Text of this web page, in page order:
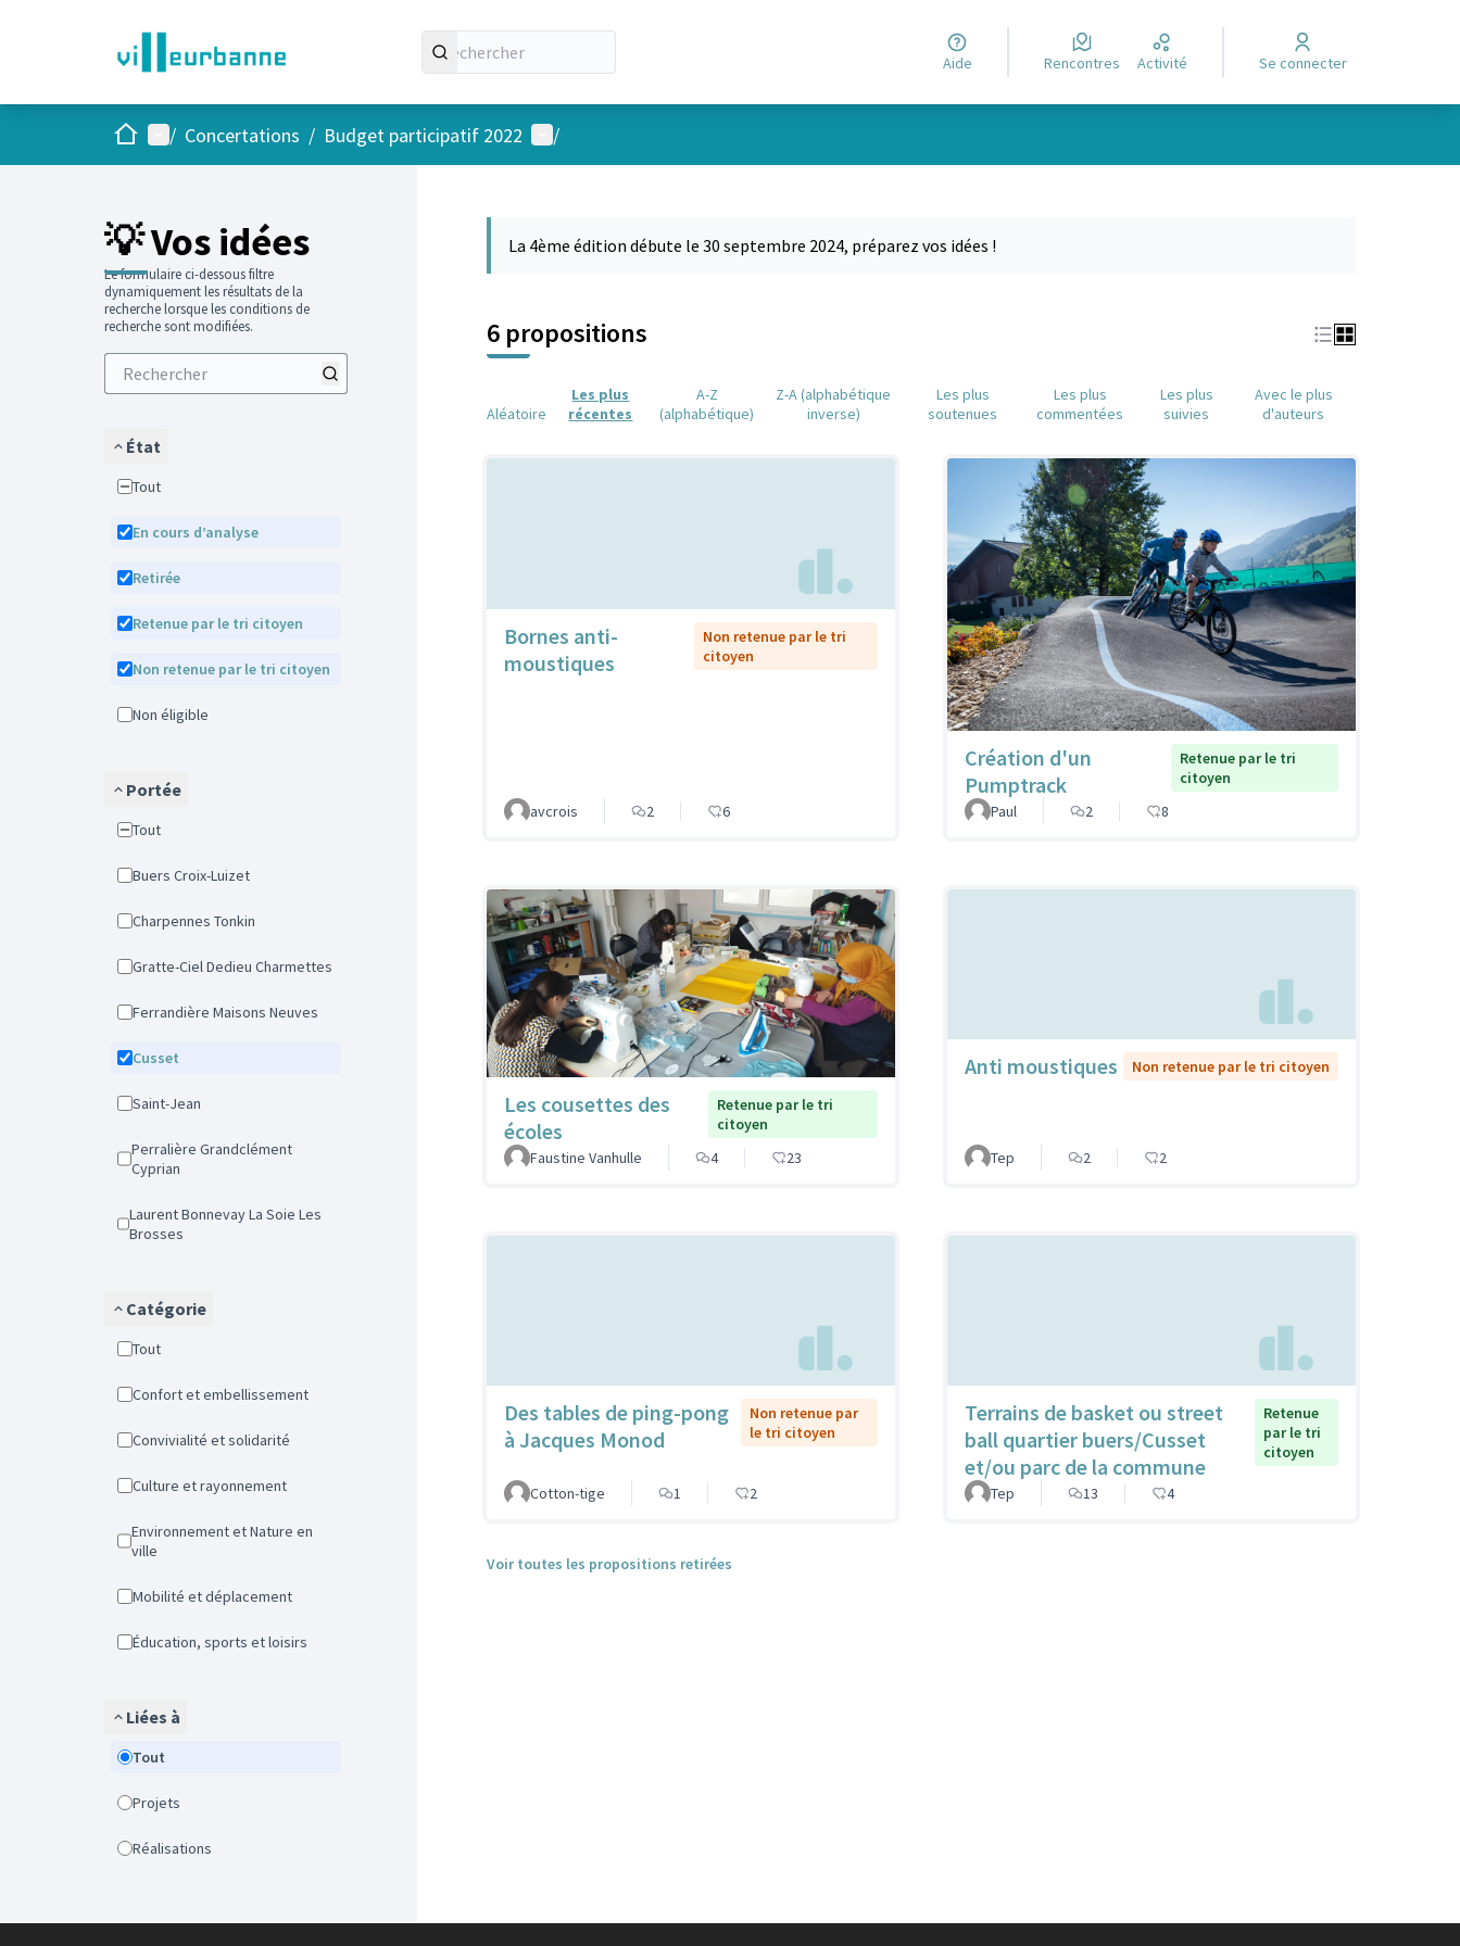
Aide Rencontres Activité Se connecter
AccueilMenu principal
/ Concertations / Budget participatif 2022 Menu utilisateur
/
💡 Vos idées
Le formulaire ci-dessous filtre
dynamiquement les résultats de la
recherche lorsque les conditions de
recherche sont modifiées.
État
Tout
En cours d’analyse
Retirée
Retenue par le tri citoyen
Non retenue par le tri citoyen
Non éligible
Portée
Tout
Buers Croix-Luizet
Charpennes Tonkin
Gratte-Ciel Dedieu Charmettes
Ferrandière Maisons Neuves
Cusset
Saint-Jean
Perralière Grandclément
Cyprian
Laurent Bonnevay La Soie Les
Brosses
Catégorie
Tout
Confort et embellissement
Convivialité et solidarité
Culture et rayonnement
Environnement et Nature en
ville
Mobilité et déplacement
Éducation, sports et loisirs
Liées à
Tout
Projets
Réalisations
La 4ème édition débute le 30 septembre 2024, préparez vos idées !
6 propositions
Aléatoire
Les plus
récentes
A-Z
(alphabétique)
Z-A (alphabétique
inverse)
Les plus
soutenues
Les plus
commentées
Les plus
suivies
Avec le plus
d'auteurs
Bornes anti-
moustiques
Non retenue par le tri
citoyen
avcrois 2 6
Création d'un
Pumptrack
Retenue par le tri
citoyen
Paul
2 8
Les cousettes des
écoles
Retenue par le tri
citoyen
Faustine Vanhulle
4 23
Anti moustiques Non retenue par le tri citoyen
Tep 2 2
Des tables de ping-pong
à Jacques Monod
Non retenue par
le tri citoyen
Cotton-tige 1 2
Terrains de basket ou street
ball quartier buers/Cusset
et/ou parc de la commune
Retenue
par le tri
citoyen
Tep 13 4
Voir toutes les propositions retirées